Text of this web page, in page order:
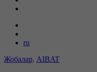
ru
Жобалар. AIBAT